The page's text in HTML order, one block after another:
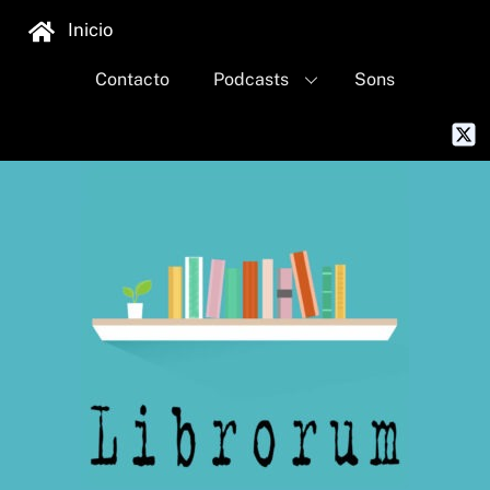
Inicio
Contacto Podcasts Sons